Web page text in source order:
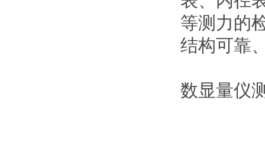
等测力的检
结构可靠
数显量仪